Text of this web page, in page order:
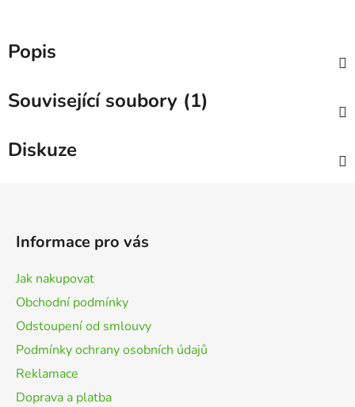
Popis
Související soubory (1)
Diskuze
Informace pro vás
Jak nakupovat
Obchodní podmínky
Odstoupení od smlouvy
Podmínky ochrany osobních údajů
Reklamace
Doprava a platba